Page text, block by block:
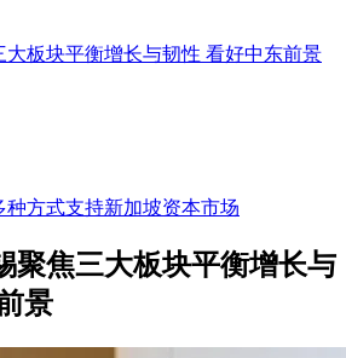
板块平衡增长与韧性 看好中东前景
方式支持新加坡资本市场
聚焦三大板块平衡增长与
景